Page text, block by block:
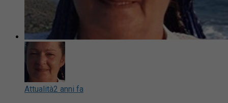
Attualità2 anni fa